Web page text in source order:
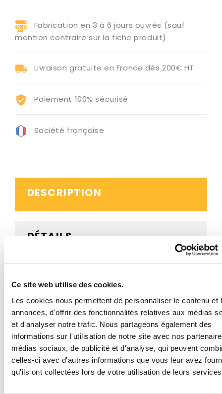
Ce site web utilise des cookies.
Les cookies nous permettent de personnaliser le contenu et
annonces, d'offrir des fonctionnalités relatives aux médias
et d'analyser notre trafic. Nous partageons également des
informations sur l'utilisation de notre site avec nos
médias sociaux, de publicité et d'analyse, qui peuvent
celles-ci avec d'autres informations que vous leur avez
qu'ils ont collectées lors de votre utilisation de leurs
Fabrication en 3 à 6 jours ouvrés (sauf
mention contraire sur la fiche produit)
Livraison gratuite en France dès 200€ HT
Paiement 100% sécurisé
Société française
DESCRIPTION
DÉTAILS
AVIS CLIENTS
BESOIN D'AIDE ?
Ce panneau routier B21a1 contournement obligatoire
par la droite est proposé en structure acier ou